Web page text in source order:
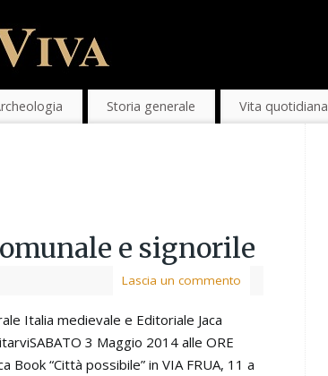
Storia generale Vita quotidiana
e signorile
Lascia un commento
Italia medievale e Editoriale Jaca
3 Maggio 2014 alle ORE
Book “Città possibile” in VIA FRUA, 11 a